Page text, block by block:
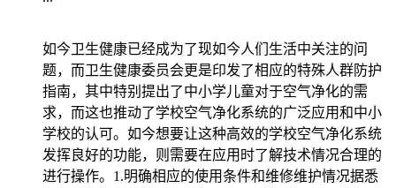
如今卫生健康已经成为了现如今人们生活中关注的问
题，而卫生健康委员会更是印发了相应的特殊人群防护
指南，其中特别提出了中小学儿童对于空气净化的需
求，而这也推动了学校空气净化系统的广泛应用和中小
学校的认可。如今想要让这种高效的学校空气净化系统
发挥良好的功能，则需要在应用时了解技术情况合理的
进行操作。1.明确相应的使用条件和维修维护情况据悉